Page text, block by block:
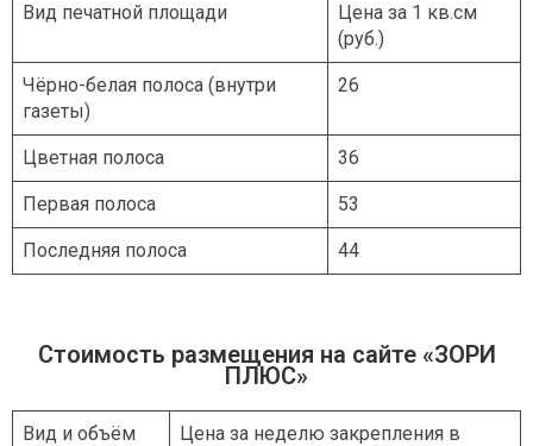
Вид печатной площади
Цена за 1 кв.см
(руб.)
Чёрно-белая полоса (внутри
газеты)
26
Цветная полоса 36
Первая полоса 53
Последняя полоса 44
Стоимость размещения на сайте «ЗОРИ
ПЛЮС»
Вид и объём
Цена за неделю закрепления в